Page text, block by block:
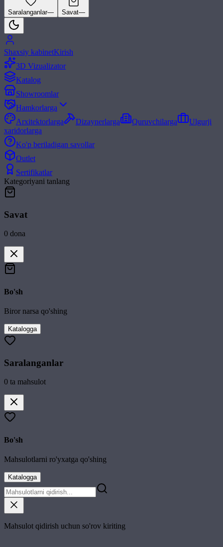
Saralanganlar— Savat—
Shaxsiy kabinetKirish
3D Vizualizator
Katalog
Showroomlar
Hamkorlarga
Arxitektorlarga
Dizaynerlarga Quruvchilarga
Ulgurji
xaridorlarga
Ko'p beriladigan savollar
Outlet
Sertifikatlar
Kategoriyani tanlang
Savat
0 dona
Bo'sh
Biror narsa qo'shing
Katalogga
Saralanganlar
0 ta mahsulot
Bo'sh
Mahsulotlarni ro'yxatga qo'shing
Katalogga
Mahsulot qidirish uchun so'rov kiriting